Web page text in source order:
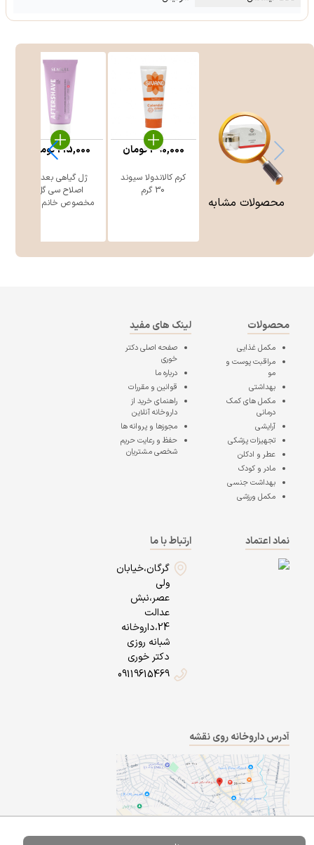
محصولات مشابه
کرم کالاندولا سیوند
30 گرم
390,000تومان
ژل گیاهی بعد از
اصلاح سی گل
مخصوص خانم ه ...
215,000تومان
محصولات
مکمل غذایی
مراقبت پوست و
مو
بهداشتی
مکمل های کمک
درمانی
آرایشی
تجهیزات پزشکی
عطر و ادکلن
مادر و کودک
بهداشت جنسی
مکمل ورزشی
لینک های مفید
صفحه اصلیدکتر
خوری
درباره ما
قوانین و مقررات
راهنمای خرید از
داروخانه آنلاین
مجوزها و پروانه ها
حفظ و رعایت حریم
شخصی مشتریان
نماد اعتماد
ارتباط با ما
گرگان،خیابان
ولی
عصر،نبش
عدالت
24،داروخانه
شبانه روزی
دکتر خوری
09119615469
آدرس داروخانه روی نقشه